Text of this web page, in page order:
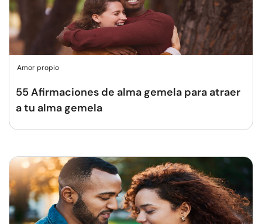
Amor propio
55 Afirmaciones de alma gemela para atraer
a tu alma gemela